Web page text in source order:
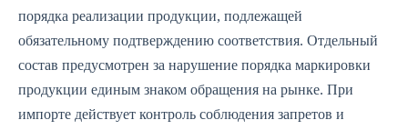
порядка реализации продукции, подлежащей
обязательному подтверждению соответствия. Отдельный
состав предусмотрен за нарушение порядка маркировки
продукции единым знаком обращения на рынке. При
импорте действует контроль соблюдения запретов и